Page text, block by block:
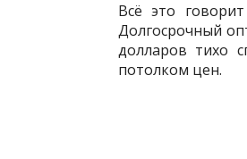
Всё это
Долгосрочный
долларов тихо
потолком цен.